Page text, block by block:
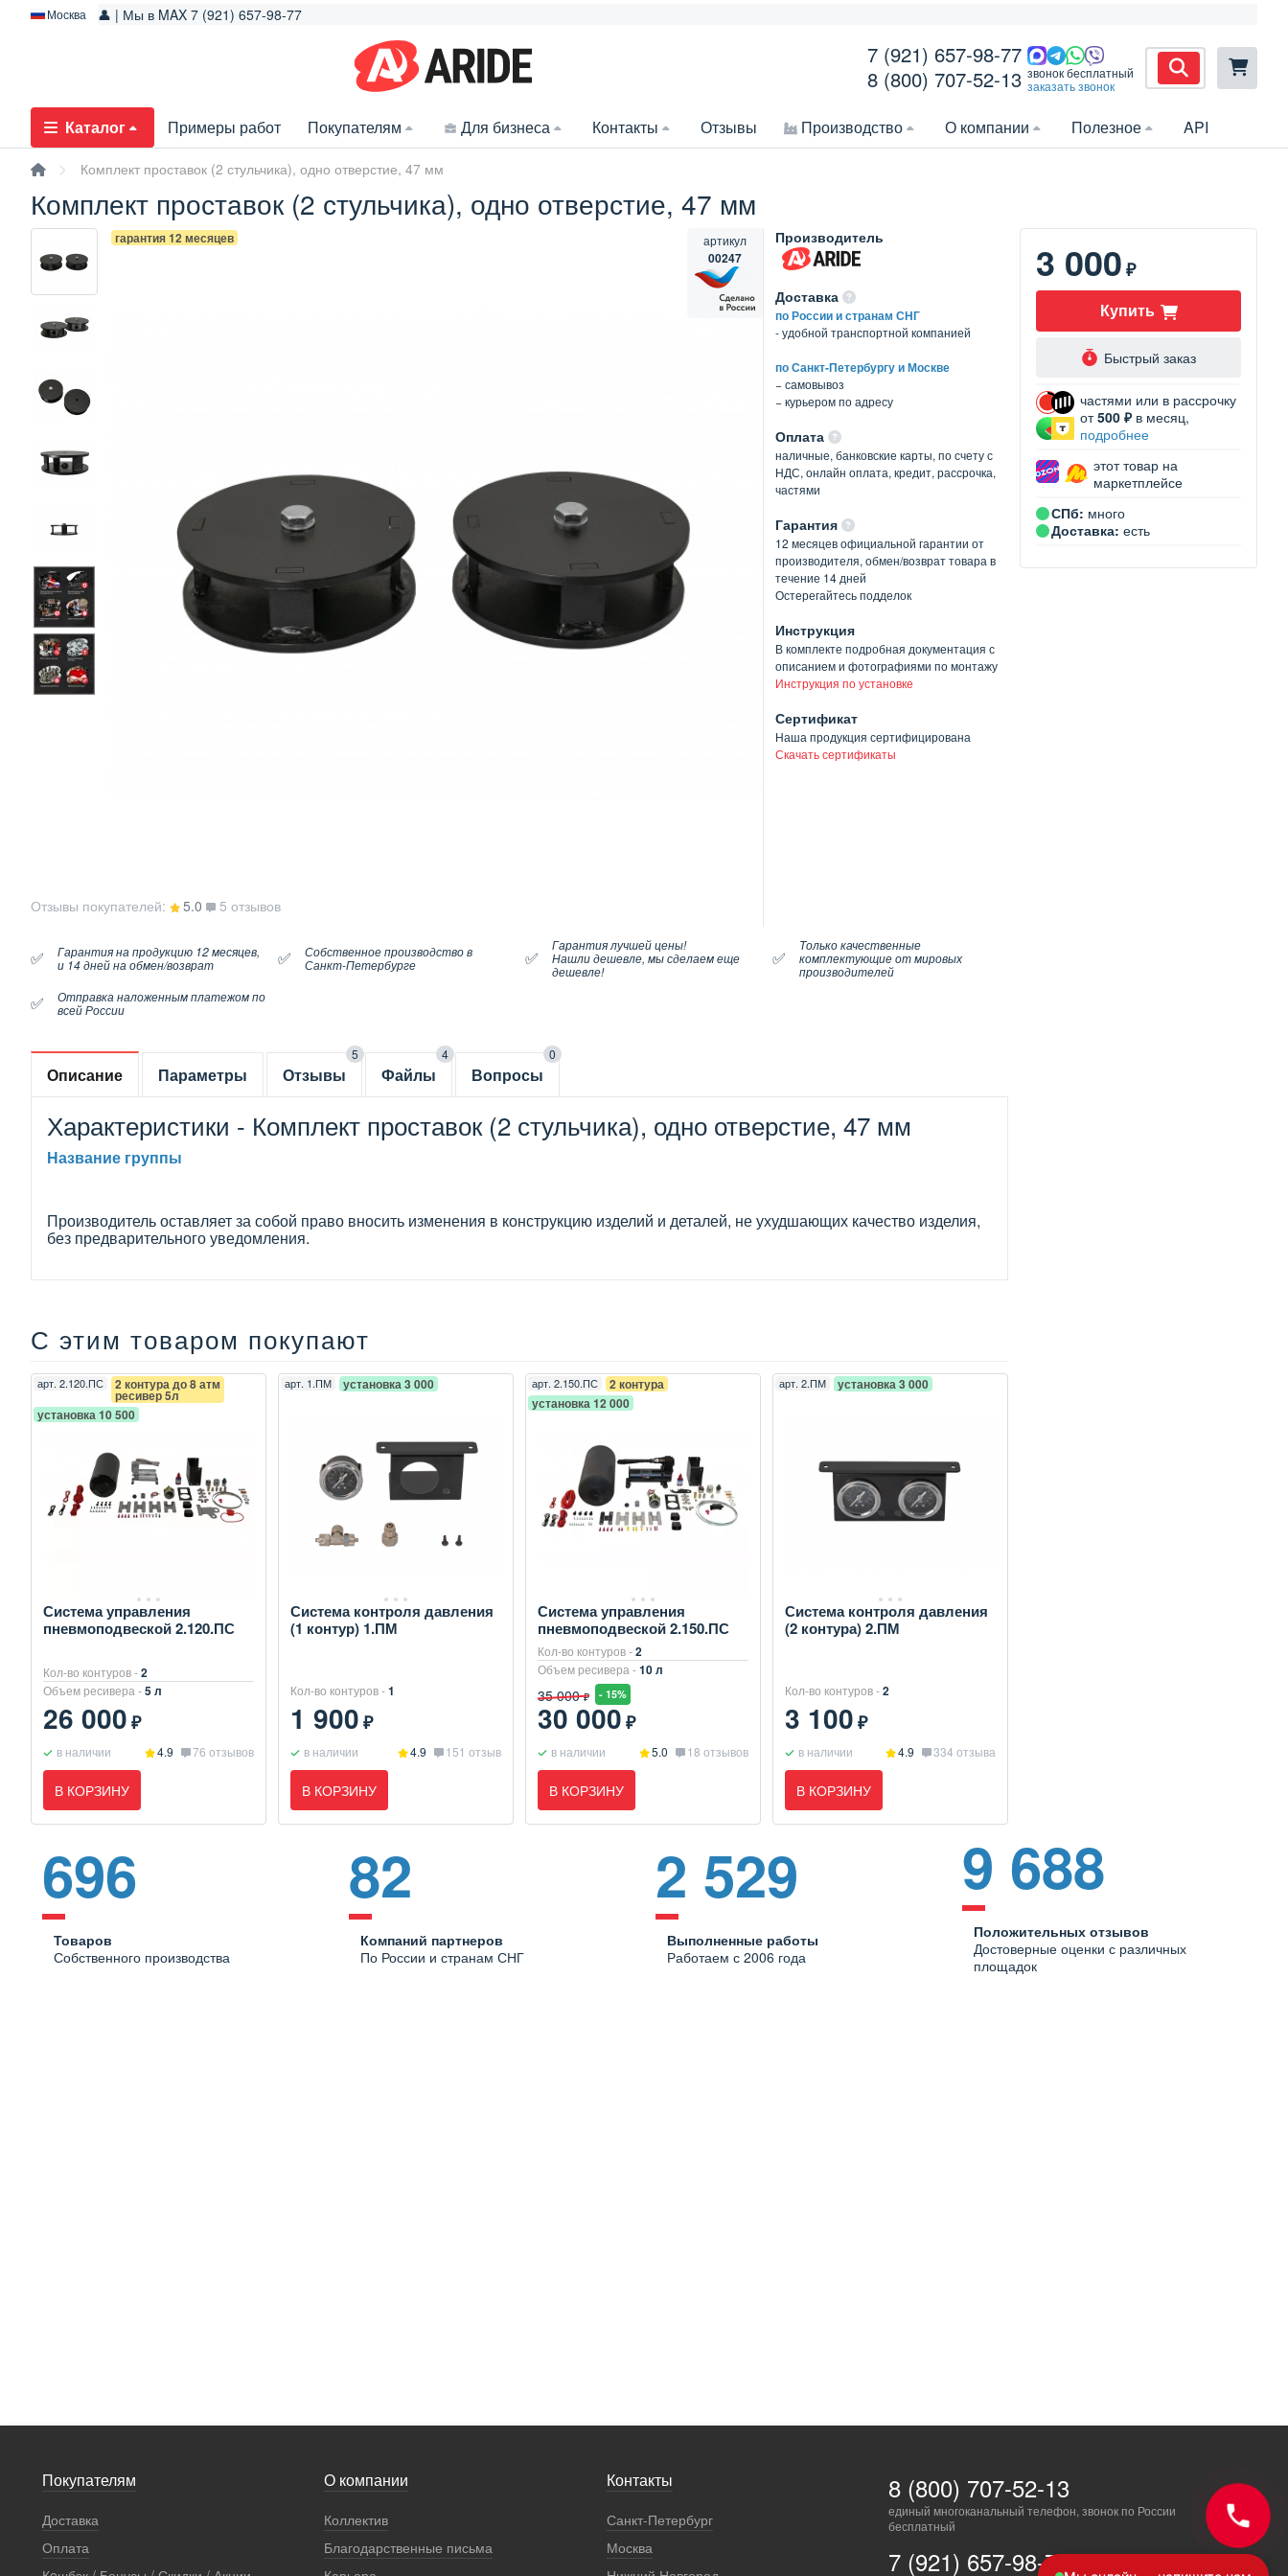
Москва 👤 | Мы в MAX 7 (921) 657-98-77
7 (921) 657-98-77
8 (800) 707-52-13 звонок бесплатный
заказать звонок
Каталог Примеры работ Покупателям Для бизнеса Контакты Отзывы Производство О компании Полезное API
Комплект проставок (2 стульчика), одно отверстие, 47 мм
Комплект проставок (2 стульчика), одно отверстие, 47 мм
гарантия 12 месяцев артикул
00247
Отзывы покупателей: 5.0 5 отзывов
Производитель
Доставка
по России и странам СНГ
- удобной транспортной компанией
по Санкт-Петербургу и Москве
− самовывоз
− курьером по адресу
Оплата
наличные, банковские карты, по счету с
НДС, онлайн оплата, кредит, рассрочка,
частями
Гарантия
12 месяцев официальной гарантии от
производителя, обмен/возврат товара в
течение 14 дней
Остерегайтесь подделок
Инструкция
В комплекте подробная документация с
описанием и фотографиями по монтажу
Инструкция по установке
Сертификат
Наша продукция сертифицирована
Скачать сертификаты
✅
Гарантия на продукцию 12 месяцев,
и 14 дней на обмен/возврат
✅
Собственное производство в
Санкт-Петербурге
✅
Гарантия лучшей цены!
Нашли дешевле, мы сделаем еще
дешевле!
✅
Только качественные
комплектующие от мировых
производителей
✅
Отправка наложенным платежом по
всей России
Описание Параметры Отзывы
5
Файлы
4
Вопросы
0
Характеристики - Комплект проставок (2 стульчика), одно отверстие, 47 мм
Название группы
Производитель оставляет за собой право вносить изменения в конструкцию изделий и деталей, не ухудшающих качество изделия,
без предварительного уведомления.
С этим товаром покупают
арт. 2.120.ПС 2 контура до 8 атм
ресивер 5л
установка 10 500
Система управления
пневмоподвеской 2.120.ПС
Кол-во контуров -2
Объем ресивера -5 л
26 000₽
в наличии 4.9 76 отзывов
В КОРЗИНУ
арт. 1.ПМ установка 3 000
Система контроля давления
(1 контур) 1.ПМ
Кол-во контуров -1
1 900₽
в наличии 4.9 151 отзыв
В КОРЗИНУ
арт. 2.150.ПС
2 контура
установка 12 000
Система управления
пневмоподвеской 2.150.ПС
Кол-во контуров -2
Объем ресивера -10 л
35 000 ₽ - 15%
30 000₽
в наличии 5.0 18 отзывов
В КОРЗИНУ
арт. 2.ПМ установка 3 000
Система контроля давления
(2 контура) 2.ПМ
Кол-во контуров -2
3 100₽
в наличии 4.9 334 отзыва
В КОРЗИНУ
3 000₽
Купить
Быстрый заказ
частями или в рассрочку
от500 ₽в месяц,
подробнее
этот товар на
маркетплейсе
СПб: много
Доставка: есть
696
Товаров
Собственного производства
82
Компаний партнеров
По России и странам СНГ
2 529
Выполненные работы
Работаем с 2006 года
9 688
Положительных отзывов
Достоверные оценки с различных
площадок
Покупателям
Доставка
Оплата
О компании
Коллектив
Благодарственные письма
Контакты
Санкт-Петербург
Москва
8 (800) 707-52-13
единый многоканальный телефон, звонок по России
бесплатный
7 (921) 657-98-77